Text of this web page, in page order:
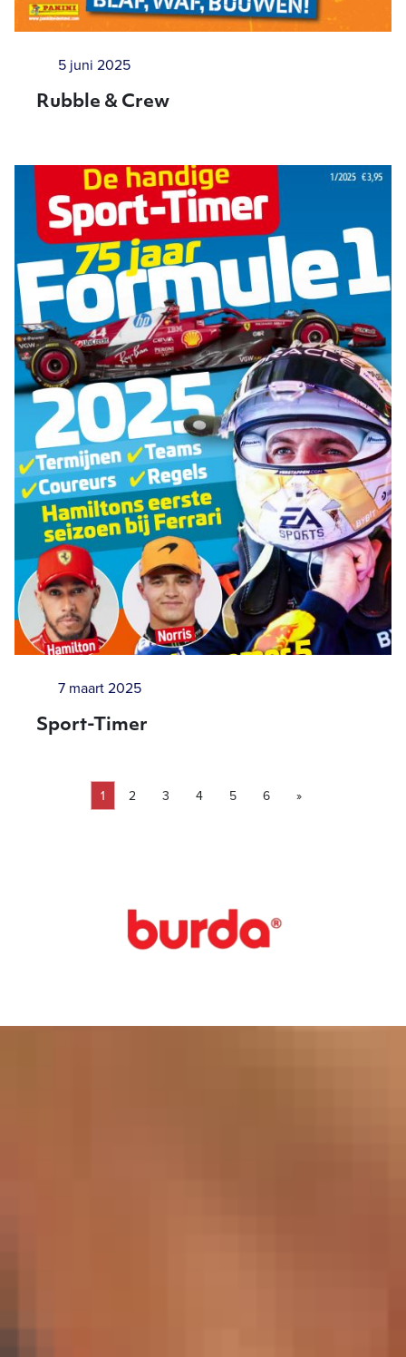
5 juni 2025
Rubble & Crew
7 maart 2025
Sport-Timer
Pagina
1 Pagina
2 Pagina
3 Pagina
4 Pagina
5 Pagina
6 Volgende pagina
»